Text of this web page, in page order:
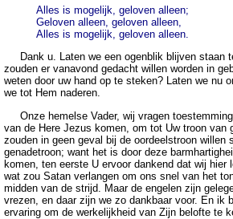
Alles is mogelijk, geloven alleen;
Geloven alleen, geloven alleen,
Alles is mogelijk, geloven alleen.
Dank u. Laten we een ogenblik blijven staan
zouden er vanavond gedacht willen worden in
weten door uw hand op te steken? Laten we nu
we tot Hem naderen.
Onze hemelse Vader, wij vragen
van de Here Jezus komen, om tot Uw troon van
zouden in geen geval bij de oordeelstroon willen
genadetroon; want het is door deze
komen, ten eerste U ervoor dankend dat wij hier
wat zou Satan verlangen om ons snel van het
midden van de strijd. Maar de engelen zijn
vrezen, en daar zijn we zo dankbaar voor. En ik
ervaring om de werkelijkheid van Zijn belofte te